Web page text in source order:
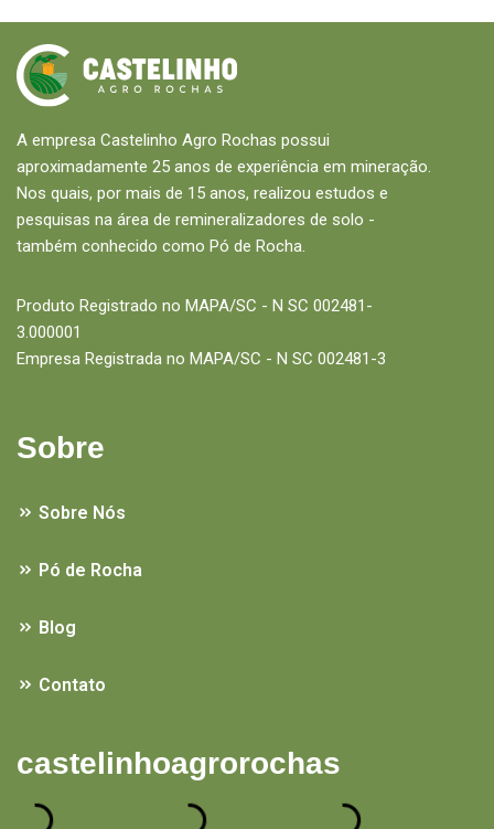
A empresa Castelinho Agro Rochas possui
aproximadamente 25 anos de experiência em mineração.
Nos quais, por mais de 15 anos, realizou estudos e
pesquisas na área de remineralizadores de solo -
também conhecido como Pó de Rocha.
Produto Registrado no MAPA/SC - N SC 002481-
3.000001
Empresa Registrada no MAPA/SC - N SC 002481-3
Sobre
Sobre Nós
Pó de Rocha
Blog
Contato
castelinhoagrorochas